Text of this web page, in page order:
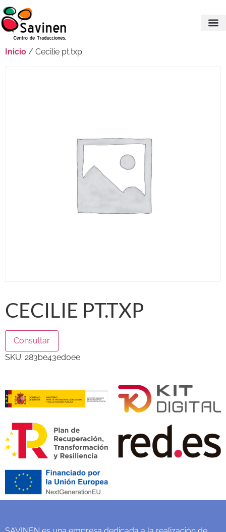
Inicio / Cecilie pt.txp
CECILIE PT.TXP
Consultar
SKU: 283be43ed0ee